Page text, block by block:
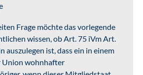
Frage möchte das vorlegende
wissen, ob Art. 75 iVm Art.
auszulegen ist, dass ein in einem
wohnhafter